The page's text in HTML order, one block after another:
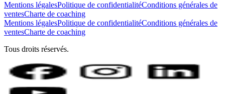
Mentions légalesPolitique de confidentialitéConditions générales de
ventesCharte de coaching
Mentions légalesPolitique de confidentialitéConditions générales de
ventesCharte de coaching
Tous droits réservés.